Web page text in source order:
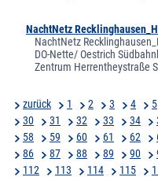
NachtNetz
NachtNetz
DO-Nette/ Oestrich
Zentrum Herrentheystraße
zurück 1 2 3 4 5
30
31 32 33 34
58
59 60 61 62
86
87 88 89 90
112
113 114 115